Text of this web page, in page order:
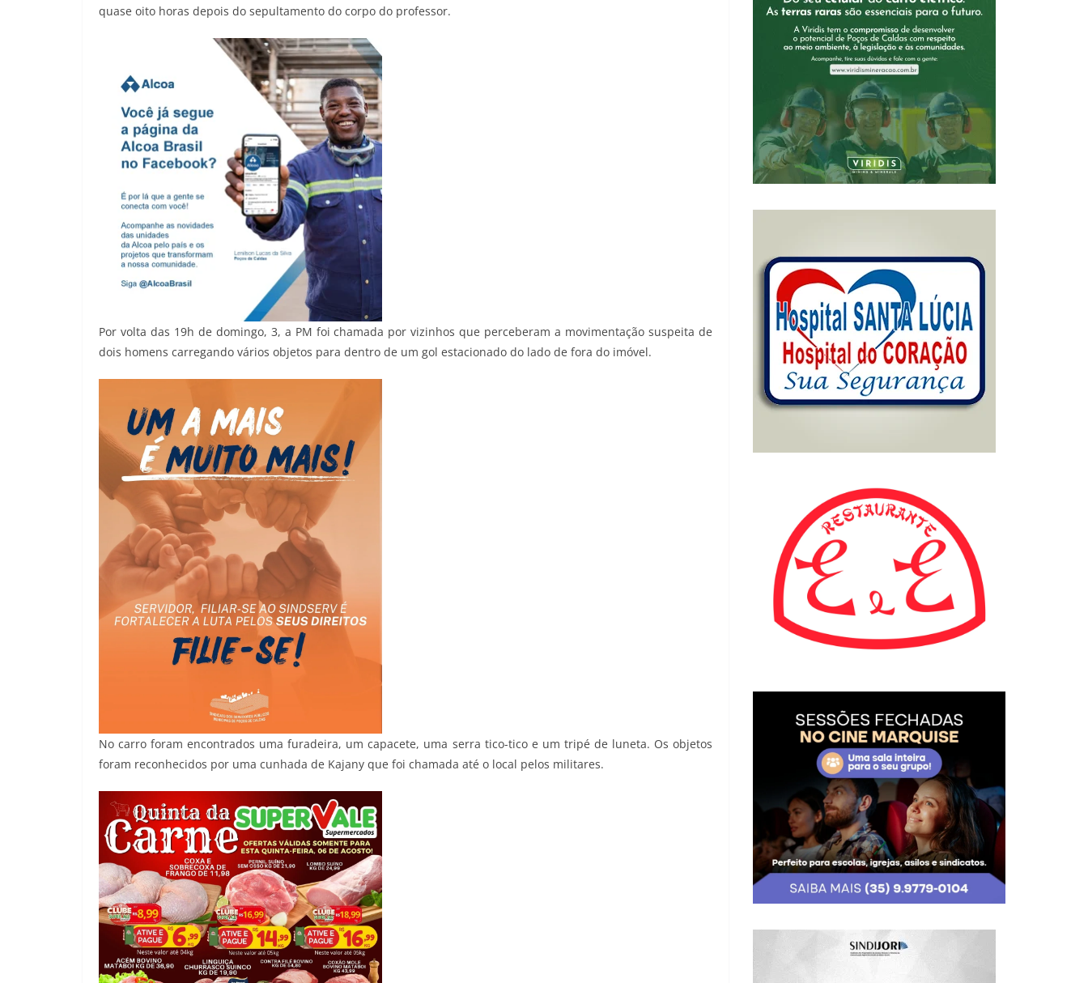
quase oito horas depois do sepultamento do corpo do professor.
Por volta das 19h de domingo, 3, a PM foi chamada por vizinhos que perceberam a movimentação suspeita de
dois homens carregando vários objetos para dentro de um gol estacionado do lado de fora do imóvel.
No carro foram encontrados uma furadeira, um capacete, uma serra tico-tico e um tripé de luneta. Os objetos
foram reconhecidos por uma cunhada de Kajany que foi chamada até o local pelos militares.